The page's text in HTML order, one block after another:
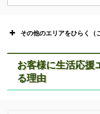
その他のエリアをひらく（
お客様に生活応援
る理由